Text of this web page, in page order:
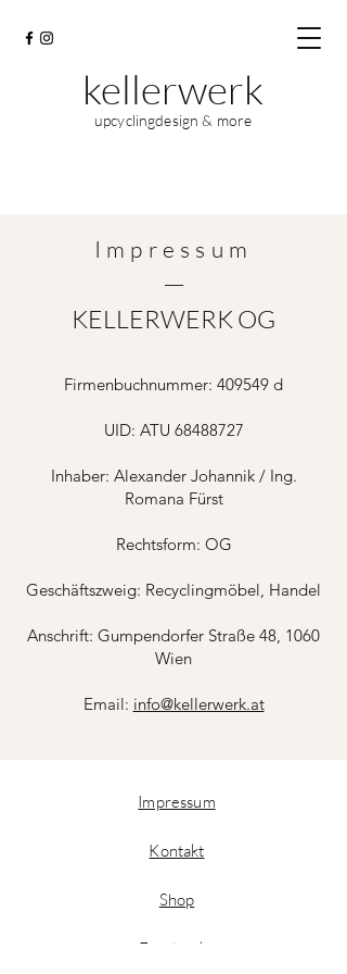
kellerwerk
upcyclingdesign & more
Impressum
​KELLERWERK OG
Firmenbuchnummer: 409549 d
UID: ATU 68488727
Inhaber: Alexander Johannik / Ing.
Romana Fürst
Rechtsform: OG
Geschäftszweig: Recyclingmöbel, Handel
Anschrift: Gumpendorfer Straße 48, 1060
Wien
Email: info@kellerwerk.at
Impressum
Kontakt
Shop
Facebook